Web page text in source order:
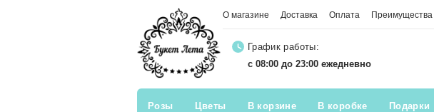
О магазине Доставка Оплата Преимущества
График работы:
с 08:00 до 23:00 ежедневно
Розы Цветы В корзине В коробке Подарки